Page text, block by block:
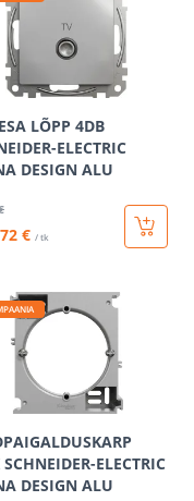
LÕPP 4DB
ELECTRIC
DESIGN ALU
€ / tk
SCHNEIDER-ELECTRIC
DESIGN ALU